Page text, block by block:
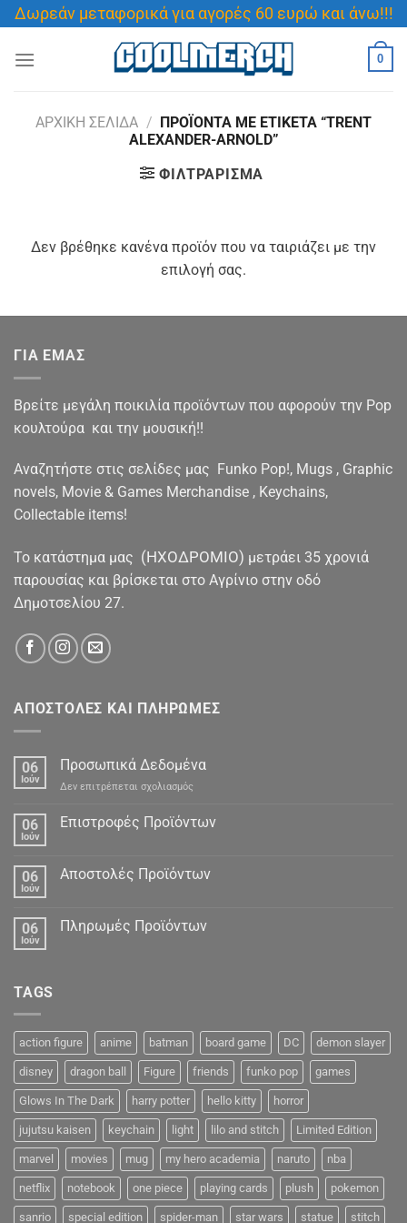
Μετάβαση
στο
περιεχόμενο
Δωρεάν μεταφορικά για αγορές 60 ευρώ και άνω!!!
0
ΑΡΧΙΚΉ ΣΕΛΊΔΑ / ΠΡΟΪΌΝΤΑ ΜΕ ΕΤΙΚΈΤΑ “TRENT
ALEXANDER-ARNOLD”
ΦΙΛΤΡΆΡΙΣΜΑ
Δεν βρέθηκε κανένα προϊόν που να ταιριάζει με την
επιλογή σας.
ΓΙΑ ΕΜΑΣ
Βρείτε μεγάλη ποικιλία προϊόντων που αφορούν την Pop
κουλτούρα και την μουσική!!
Αναζητήστε στις σελίδες μας Funko Pop!, Mugs , Graphic
novels, Movie & Games Merchandise , Keychains,
Collectable items!
To κατάστημα μας (ΗΧΟΔΡΟΜΙΟ) μετράει 35 χρονιά
παρουσίας και βρίσκεται στο Αγρίνιο στην οδό
Δημοτσελίου 27.
ΑΠΟΣΤΟΛΕΣ ΚΑΙ ΠΛΗΡΩΜΕΣ
06
Ιούν
Προσωπικά Δεδομένα
Δεν επιτρέπεται σχολιασμός
Δεδομένα
06
Ιούν
Επιστροφές Προϊόντων
06
Ιούν
Αποστολές Προϊόντων
06
Ιούν
Πληρωμές Προϊόντων
TAGS
action figure anime batman board game DC demon slayer
disney dragon ball Figure friends funko pop games
Glows In The Dark harry potter hello kitty horror
jujutsu kaisen keychain light lilo and stitch Limited Edition
marvel movies mug my hero academia naruto nba
netflix notebook one piece playing cards plush pokemon
sanrio special edition spider-man star wars statue stitch